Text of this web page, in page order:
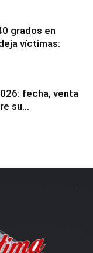
grados en
víctimas:
fecha, venta
su...